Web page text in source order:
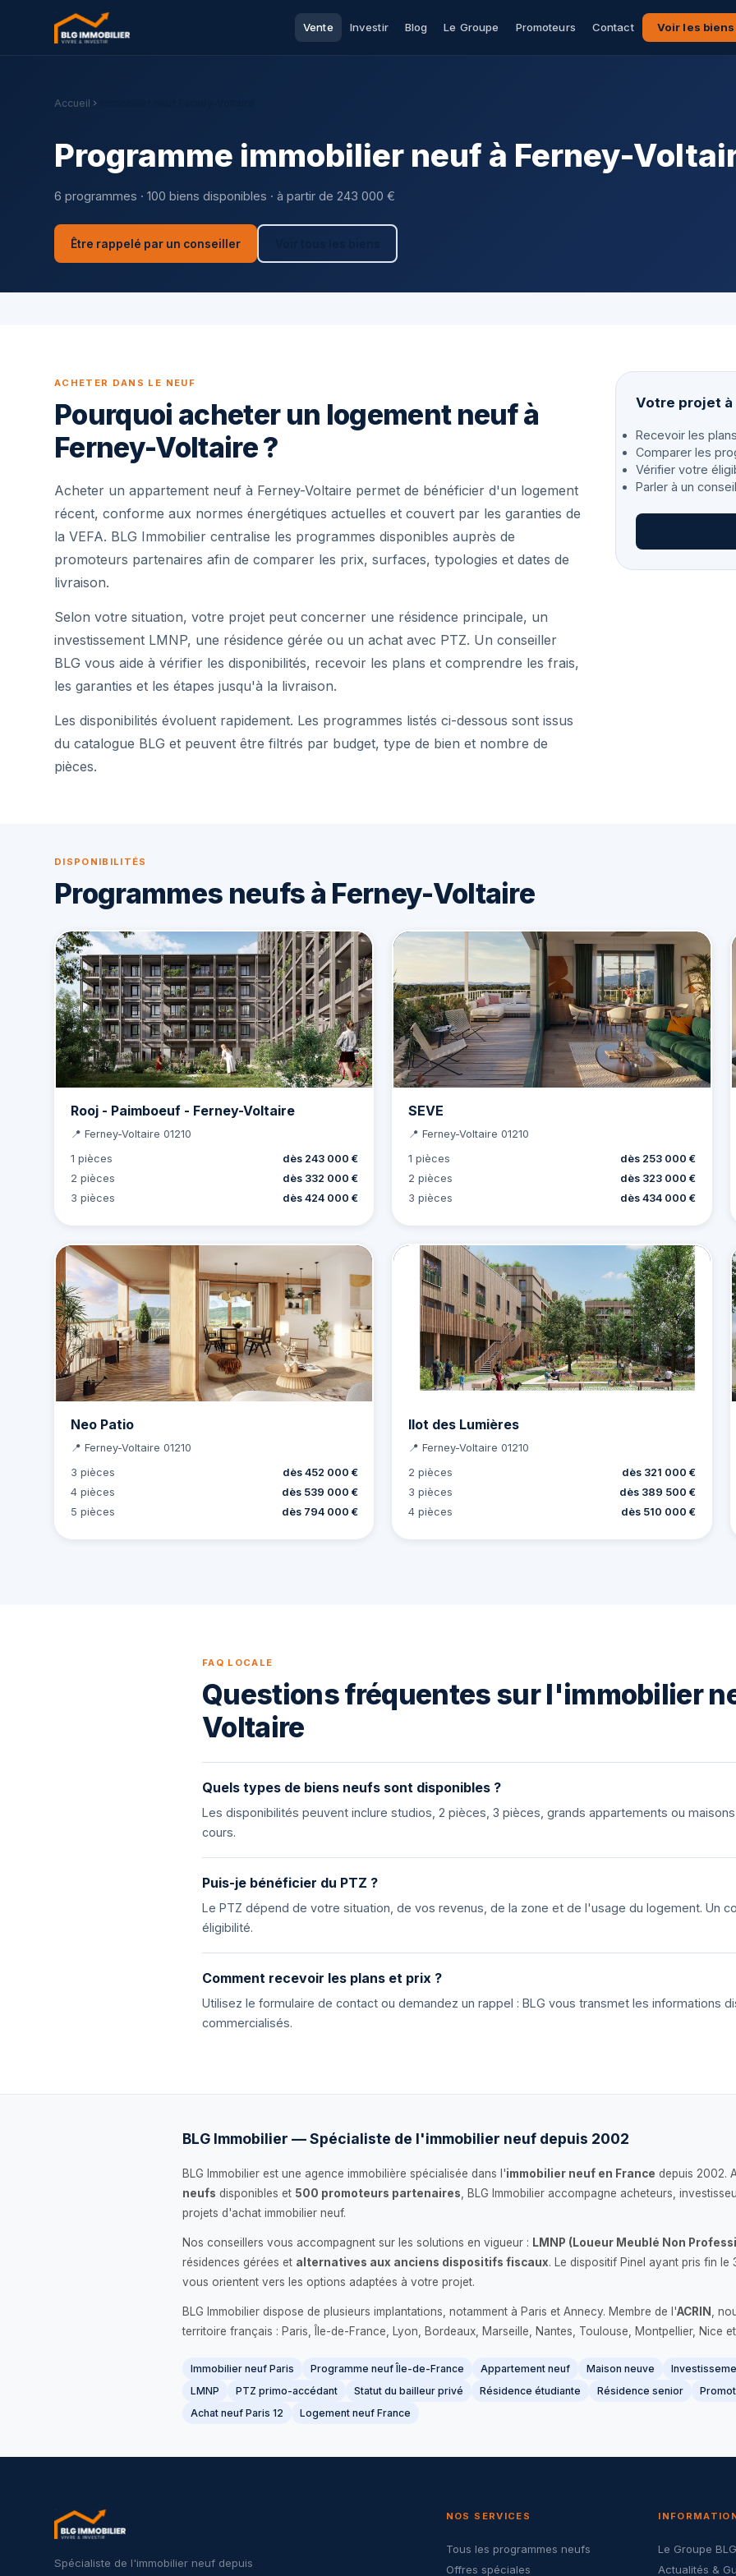
Vente Investir Blog Le Groupe Promoteurs Contact Voir les biens
Accueil
Programme immobilier neuf à Ferney-
6 programmes · 100 biens disponibles · à partir de 243 000 €
Être rappelé par un conseiller
ACHETER DANS LE NEUF
Pourquoi acheter un logement neuf à
Ferney-Voltaire ?
Acheter un appartement neuf à Ferney-Voltaire permet de bénéficier d'un logement
récent, conforme aux normes énergétiques actuelles et couvert par les garanties de
la VEFA. BLG Immobilier centralise les programmes disponibles auprès de
promoteurs partenaires afin de comparer les prix, surfaces, typologies et dates de
livraison.
Selon votre situation, votre projet peut concerner une résidence principale, un
investissement LMNP, une résidence gérée ou un achat avec PTZ. Un conseiller
BLG vous aide à vérifier les disponibilités, recevoir les plans et comprendre les frais,
les garanties et les étapes jusqu'à la livraison.
Les disponibilités évoluent rapidement. Les programmes listés ci-dessous sont issus
du catalogue BLG et peuvent être filtrés par budget, type de bien et nombre de
pièces.
Votre projet
Recevoir les
Comparer les
Vérifier votre
Parler à un
DISPONIBILITÉS
Programmes neufs à Ferney-Voltaire
Rooj - Paimboeuf - Ferney-Voltaire
📍 Ferney-Voltaire 01210
1 pièces
dès 243 000 €
2 pièces
dès 332 000 €
3 pièces
dès 424 000 €
SEVE
📍 Ferney-Voltaire 01210
1 pièces
dès 253 000 €
2 pièces
dès 323 000 €
3 pièces
dès 434 000 €
Neo Patio
📍 Ferney-Voltaire 01210
3 pièces
dès 452 000 €
4 pièces
dès 539 000 €
5 pièces
dès 794 000 €
Ilot des Lumières
📍 Ferney-Voltaire 01210
2 pièces
dès 321 000 €
3 pièces
dès 389 500 €
4 pièces
dès 510 000 €
FAQ LOCALE
Questions fréquentes sur l'immobilier
Voltaire
Quels types de biens neufs sont disponibles ?
Les disponibilités peuvent inclure studios, 2 pièces, 3 pièces, grands appartements ou
cours.
Puis-je bénéficier du PTZ ?
Le PTZ dépend de votre situation, de vos revenus, de la zone et de l'usage du logement. Un
éligibilité.
Comment recevoir les plans et prix ?
Utilisez le formulaire de contact ou demandez un rappel : BLG vous transmet les informations
commercialisés.
BLG Immobilier — Spécialiste de l'immobilier neuf depuis 2002
BLG Immobilier est une agence immobilière spécialisée dans l'immobilier neuf en France depuis 2002.
neufs disponibles et 500 promoteurs partenaires , BLG Immobilier accompagne acheteurs,
projets d'achat immobilier neuf.
Nos conseillers vous accompagnent sur les solutions en vigueur : LMNP (Loueur Meublé Non
résidences gérées et alternatives aux anciens dispositifs fiscaux. Le dispositif Pinel ayant pris fin le
vous orientent vers les options adaptées à votre projet.
BLG Immobilier dispose de plusieurs implantations, notamment à Paris et Annecy. Membre de l'ACRIN
,
territoire français : Paris, Île-de-France, Lyon, Bordeaux, Marseille, Nantes, Toulouse, Montpellier, Nice
Immobilier neuf Paris Programme neuf Île-de-France Appartement neuf Maison neuve
LMNP
PTZ primo-accédant Statut du bailleur privé Résidence étudiante Résidence senior
Achat neuf Paris 12
Logement neuf France
Spécialiste de l'immobilier neuf depuis
NOS SERVICES
Tous les programmes neufs
Offres spéciales
Le Groupe
Actualités &